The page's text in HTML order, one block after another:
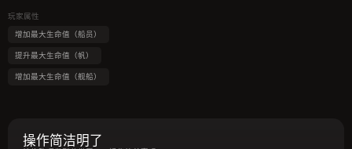
玩家属性
增加最大生命值（船员）
提升最大生命值（帆）
增加最大生命值（舰船）
操作简洁明了